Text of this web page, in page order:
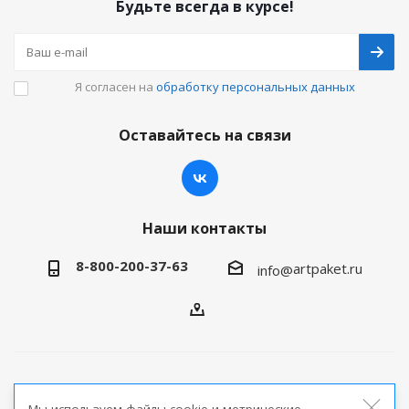
Будьте всегда в курсе!
Я согласен на обработку персональных данных
Оставайтесь на связи
Наши контакты
8-800-200-37-63 info@artpaket.ru